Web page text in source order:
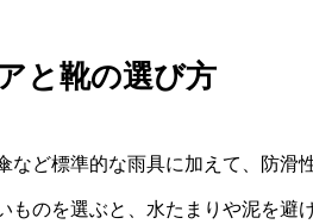
と靴の選び方
など標準的な雨具に加えて、防滑
のを選ぶと、水たまりや泥を避